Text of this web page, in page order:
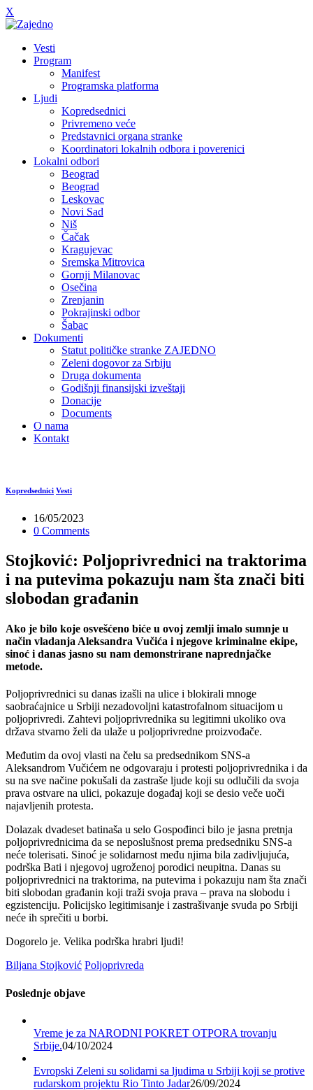
X
Vesti
Program
Manifest
Programska platforma
Ljudi
Kopredsednici
Privremeno veće
Predstavnici organa stranke
Koordinatori lokalnih odbora i poverenici
Lokalni odbori
Beograd
Beograd
Leskovac
Novi Sad
Niš
Čačak
Kragujevac
Sremska Mitrovica
Gornji Milanovac
Osečina
Zrenjanin
Pokrajinski odbor
Šabac
Dokumenti
Statut političke stranke ZAJEDNO
Zeleni dogovor za Srbiju
Druga dokumenta
Godišnji finansijski izveštaji
Donacije
Documents
O nama
Kontakt
Kopredsednici Vesti
16/05/2023
0 Comments
Stojković: Poljoprivrednici na traktorima
i na putevima pokazuju nam šta znači biti
slobodan građanin
Ako je bilo koje osvešćeno biće u ovoj zemlji imalo sumnje u
način vladanja Aleksandra Vučića i njegove kriminalne ekipe,
sinoć i danas jasno su nam demonstrirane naprednjačke
metode.
Poljoprivrednici su danas izašli na ulice i blokirali mnoge
saobraćajnice u Srbiji nezadovoljni katastrofalnom situacijom u
poljoprivredi. Zahtevi poljoprivrednika su legitimni ukoliko ova
država stvarno želi da ulaže u poljoprivredne proizvođače.
Međutim da ovoj vlasti na čelu sa predsednikom SNS-a
Aleksandrom Vučićem ne odgovaraju i protesti poljoprivrednika i da
su na sve načine pokušali da zastraše ljude koji su odlučili da svoja
prava ostvare na ulici, pokazuje događaj koji se desio veče uoči
najavljenih protesta.
Dolazak dvadeset batinaša u selo Gospođinci bilo je jasna pretnja
poljoprivrednicima da se neposlušnost prema predsedniku SNS-a
neće tolerisati. Sinoć je solidarnost među njima bila zadivljujuća,
podrška Bati i njegovoj ugroženoj porodici neupitna. Danas su
poljoprivrednici na traktorima, na putevima i pokazuju nam šta znači
biti slobodan građanin koji traži svoja prava – prava na slobodu i
egzistenciju. Policijsko legitimisanje i zastrašivanje svuda po Srbiji
neće ih sprečiti u borbi.
Dogorelo je. Velika podrška hrabri ljudi!
Biljana Stojković Poljoprivreda
Poslednje objave
Vreme je za NARODNI POKRET OTPORA trovanju
Srbije.04/10/2024
Evropski Zeleni su solidarni sa ljudima u Srbiji koji se protive
rudarskom projektu Rio Tinto Jadar26/09/2024